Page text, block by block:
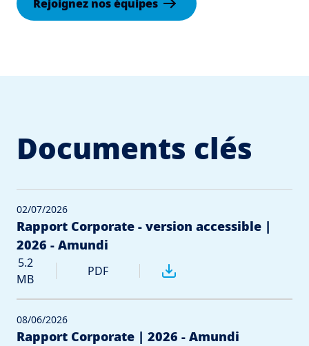
Rejoignez nos équipes
Documents clés
02/07/2026
Rapport Corporate - version accessible |
2026 - Amundi
5.2
MB
PDF
08/06/2026
Rapport Corporate | 2026 - Amundi